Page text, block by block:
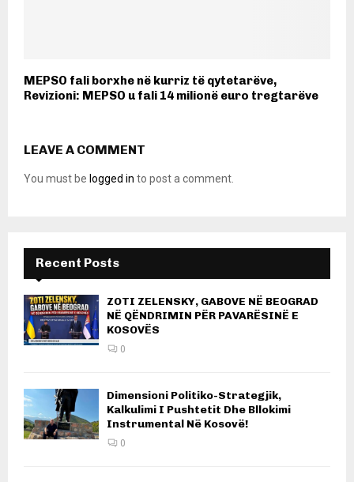
MEPSO fali borxhe në kurriz të qytetarëve,
Revizioni: MEPSO u fali 14 milionë euro tregtarëve
LEAVE A COMMENT
You must be logged in to post a comment.
Recent Posts
ZOTI ZELENSKY, GABOVE NË BEOGRAD
NË QËNDRIMIN PËR PAVARËSINË E
KOSOVËS
0
Dimensioni Politiko-Strategjik,
Kalkulimi I Pushtetit Dhe Bllokimi
Instrumental Në Kosovë!
0